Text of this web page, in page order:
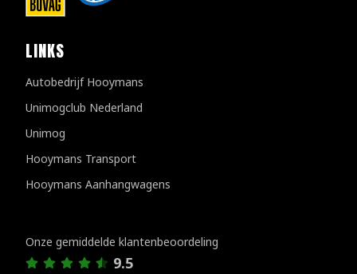
LINKS
Autobedrijf Hooymans
Unimogclub Nederland
Unimog
Hooymans Transport
Hooymans Aanhangwagens
Onze gemiddelde klantenbeoordeling
9.5